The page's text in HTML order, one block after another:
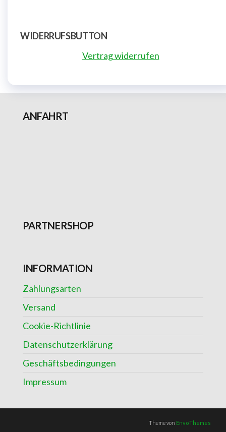
WIDERRUFSBUTTON
Vertrag widerrufen
ANFAHRT
PARTNERSHOP
INFORMATION
Zahlungsarten
Versand
Cookie-Richtlinie
Datenschutzerklärung
Geschäftsbedingungen
Impressum
Theme von EnvoThemes